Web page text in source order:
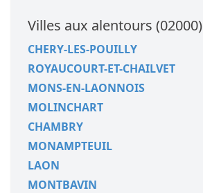
Villes aux alentours (02000)
CHERY-LES-POUILLY
ROYAUCOURT-ET-CHAILVET
MONS-EN-LAONNOIS
MOLINCHART
CHAMBRY
MONAMPTEUIL
LAON
MONTBAVIN